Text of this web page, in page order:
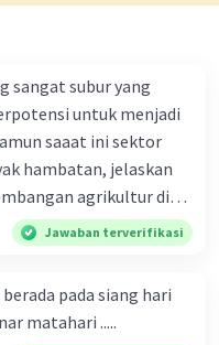
konsep yang
Dalam hal ini,
masyarakat perkotaan
yang berbeda
Bagi masyarakat
merupakan
sedangkan bagi
tersebut dianggap
dalam pernyataan
area. Semoga
sangat subur yang
untuk menjadi
saaat ini sektor
hambatan, jelaskan
agrikultur di
Jawaban terverifikasi
pada siang hari
matahari .....